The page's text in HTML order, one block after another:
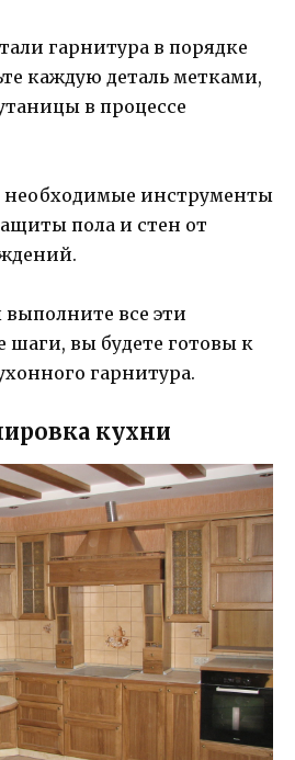
гарнитура в порядке
каждую деталь метками,
в процессе
необходимые инструменты
пола и стен от
выполните все эти
шаги, вы будете готовы к
гарнитура.
кухни